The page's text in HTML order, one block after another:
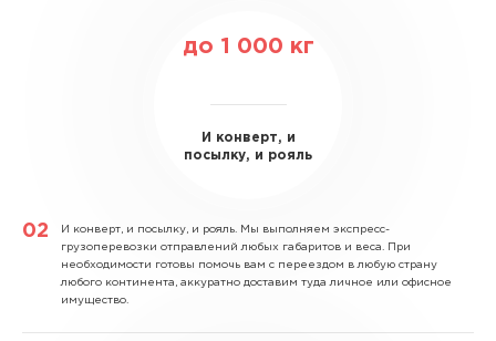
до 1 000 кг
И конверт, и
посылку, и рояль
И конверт, и посылку, и рояль. Мы выполняем экспресс-
грузоперевозки отправлений любых габаритов и веса. При
необходимости готовы помочь вам с переездом в любую страну
любого континента, аккуратно доставим туда личное или офисное
имущество.